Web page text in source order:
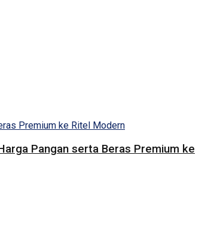
Pangan serta Beras Premium ke